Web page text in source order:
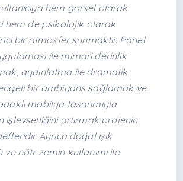
hem görsel olarak
hem de psikolojik olarak
bir atmosfer sunmaktır. Panel
ile mimari derinlik
aydınlatma ile dramatik
bir ambiyans sağlamak ve
mobilya tasarımıyla
işlevselliğini artırmak projenin
Ayrıca doğal ışık
nötr zemin kullanımı ile